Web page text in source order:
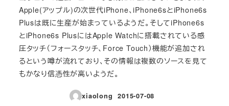
Apple(アップル)の次世代iPhone、iPhone6sとiPhone6s
Plusは既に生産が始まっているようだ。そしてiPhone6s
とiPhone6s PlusにはApple Watchに搭載されている感
圧タッチ（フォースタッチ、Force Touch）機能が追加され
るという噂が流れており、その情報は複数のソースを見て
もかなり信憑性が高いようだ。
xiaolong
投稿日
2015-07-08